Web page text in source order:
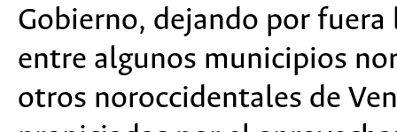
Gobierno, dejando por
entre algunos municipios
otros noroccidentales de